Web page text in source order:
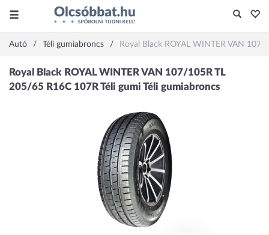
Autó Téli gumiabroncs Royal Black ROYAL WINTER VAN